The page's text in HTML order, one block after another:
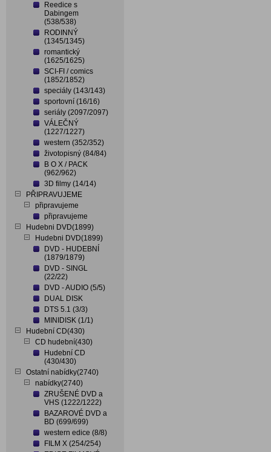
Reedice s
Dabingem
(538/538)
RODINNÝ
(1345/1345)
romantický
(1625/1625)
SCI-FI / comics
(1852/1852)
speciály (143/143)
sportovní (16/16)
seriály (2097/2097)
VÁLEČNÝ
(1227/1227)
western (352/352)
životopisný (84/84)
B O X / PACK
(962/962)
3D filmy (14/14)
PŘIPRAVUJEME
připravujeme
připravujeme
Hudebni DVD(1899)
Hudebni DVD(1899)
DVD - HUDEBNÍ
(1879/1879)
DVD - SINGL
(22/22)
DVD - AUDIO (5/5)
DUAL DISK
DTS 5.1 (3/3)
MINIDISK (1/1)
Hudební CD(430)
CD hudební(430)
Hudební CD
(430/430)
Ostatní nabídky(2740)
nabídky(2740)
ZRUŠENÉ DVD a
VHS (1222/1222)
BAZAROVÉ DVD a
BD (699/699)
western edice (8/8)
FILM X (254/254)